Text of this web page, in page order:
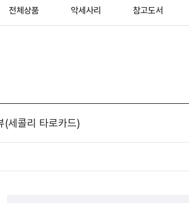
전체상품 악세사리 참고도서
(세콜리 타로카드)